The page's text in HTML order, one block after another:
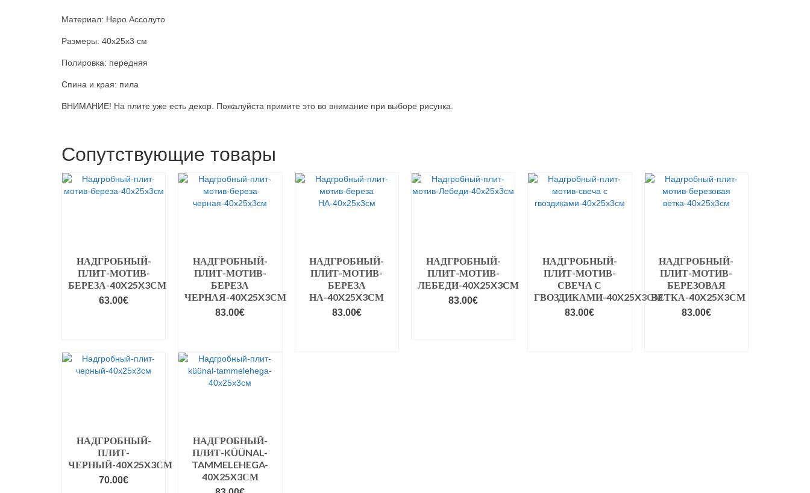
Материал: Неро Ассолуто
Размеры: 40x25x3 см
Полировка: передняя
Спина и края: пила
ВНИМАНИЕ! На плите уже есть декор. Пожалуйста примите это во внимание при выборе рисунка.
Сопутствующие товары
НАДГРОБНЫЙ-
ПЛИТ-МОТИВ-
БЕРЕЗА-40X25X3СМ
63.00€
НАДГРОБНЫЙ-
ПЛИТ-МОТИВ-
БЕРЕЗА
ЧЕРНАЯ-40X25X3СМ
83.00€
НАДГРОБНЫЙ-
ПЛИТ-МОТИВ-
БЕРЕЗА
НА-40X25X3СМ
83.00€
НАДГРОБНЫЙ-
ПЛИТ-МОТИВ-
ЛЕБЕДИ-40X25X3СМ
83.00€
НАДГРОБНЫЙ-
ПЛИТ-МОТИВ-
СВЕЧА С
ГВОЗДИКАМИ-40X25X3СМ
83.00€
НАДГРОБНЫЙ-
ПЛИТ-МОТИВ-
БЕРЕЗОВАЯ
ВЕТКА-40X25X3СМ
83.00€
НАДГРОБНЫЙ-
ПЛИТ-
ЧЕРНЫЙ-40X25X3СМ
70.00€
НАДГРОБНЫЙ-
ПЛИТ-KÜÜNAL-
TAMMELEHEGA-
40X25X3СМ